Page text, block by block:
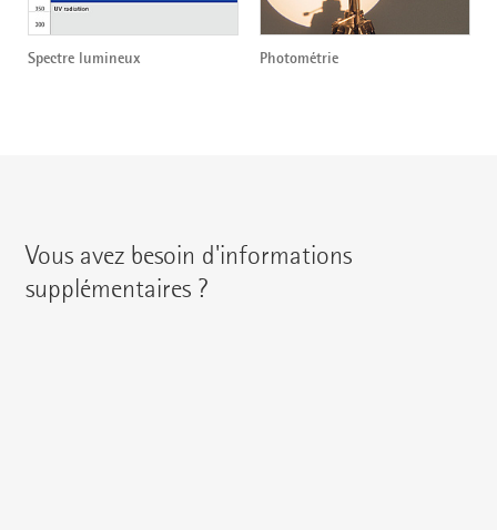
Spectre lumineux Photométrie
Vous avez besoin d'informations
supplémentaires ?